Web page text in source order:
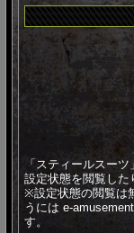
「スティールスー
設定状態を閲覧した
※設定状態の閲覧は
うには e-
す。